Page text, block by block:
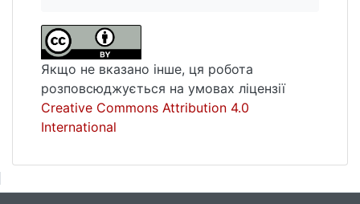
Якщо не вказано інше, ця робота
розповсюджується на умовах ліцензії
Creative Commons Attribution 4.0
International